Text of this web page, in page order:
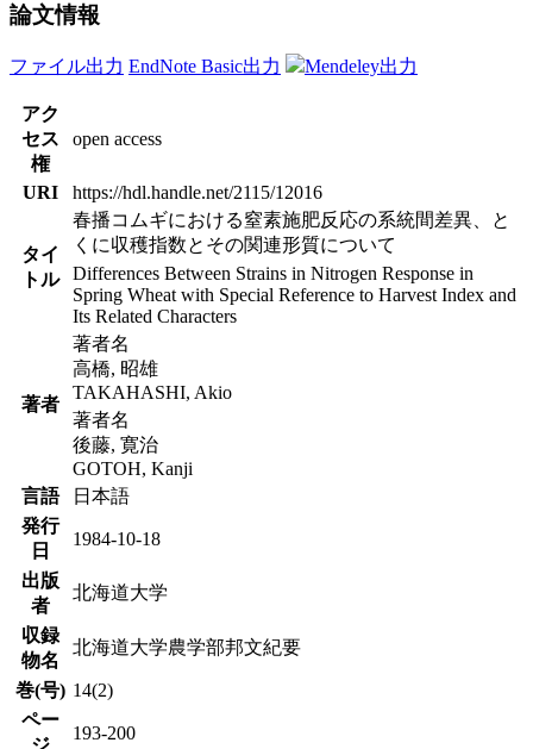
論文情報
ファイル出力 EndNote Basic出力 Mendeley出力
アク
セス
権
open access
URI https://hdl.handle.net/2115/12016
タイ
トル
春播コムギにおける窒素施肥反応の系統間差異、と
くに収穫指数とその関連形質について
Differences Between Strains in Nitrogen Response in
Spring Wheat with Special Reference to Harvest Index and
Its Related Characters
著者
著者名
高橋, 昭雄
TAKAHASHI, Akio
著者名
後藤, 寛治
GOTOH, Kanji
言語
日本語
発行
日
1984-10-18
出版
者
北海道大学
収録
物名
北海道大学農学部邦文紀要
巻(号) 14(2)
ペー
ジ
193-200